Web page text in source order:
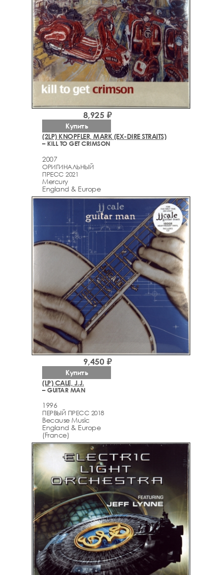
(2LP) KNOPFLER, MARK (EX-DIRE STRAITS)
– KILL TO GET CRIMSON
2007
ОРИГИНАЛЬНЫЙ
ПРЕСС 2021
Mercury
England & Europe
8,925 ₽
Купить
(LP) CALE, J.J.
– GUITAR MAN
1996
ПЕРВЫЙ ПРЕСС 2018
Because Music
England & Europe
(France)
9,450 ₽
Купить